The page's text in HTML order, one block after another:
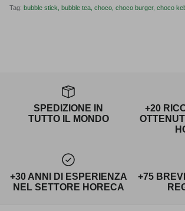
Tag: bubble stick bubble tea choco choco burger choco
SPEDIZIONE IN
TUTTO IL MONDO
+20
+30 ANNI DI ESPERIENZA
NEL SETTORE HORECA
+75